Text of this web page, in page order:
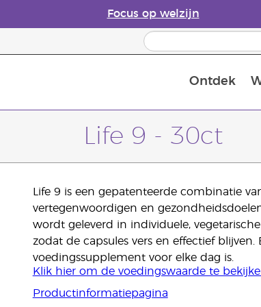
Focus op welzijn
Ontdek
Life 9 - 30ct
Life 9 is een gepatenteerde combinatie
vertegenwoordigen en
wordt geleverd in individuele,
zodat de capsules vers en effectief
voedingssupplement voor elke dag is.
Klik hier om de voedingswaarde te
Productinformatiepagina